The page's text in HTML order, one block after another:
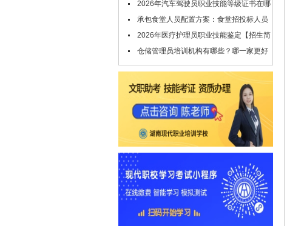
级指什么？
2026年汽车驾驶员职业技能等级证书在哪
里考？报考条件是什么
承包食堂人员配置方案：食堂招投标人员
配置要哪些技能证书
2026年医疗护理员职业技能鉴定【招生简
章】
仓储管理员培训机构有哪些？哪一家更好
点？